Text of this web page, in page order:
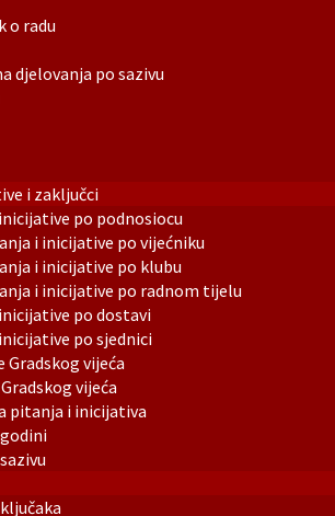
o radu
djelovanja po sazivu
i zaključci
po podnosiocu
i inicijative po vijećniku
i inicijative po klubu
i inicijative po radnom tijelu
po dostavi
po sjednici
Gradskog vijeća
vijeća
pitanja i inicijativa